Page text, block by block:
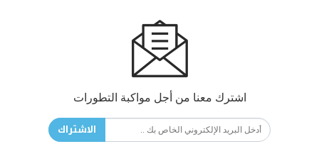
اشترك معنا من أجل مواكبة التطورات
الاشتراك